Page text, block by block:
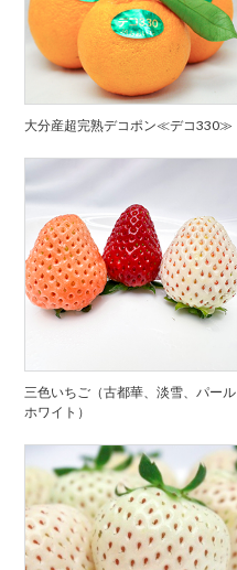
大分産超完熟デコポン≪デコ330≫
三色いちご（古都華、淡雪、パール
ホワイト）